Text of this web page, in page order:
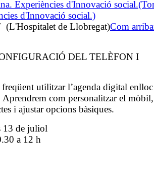
Experiències d'Innovació social.
d'Innovació social.)
(L'Hospitalet de Llobregat)Com
DEL TELÈFON I
freqüent utilitzar l’agenda digital
Aprendrem com personalitzar el mòbil,
i ajustar opcions bàsiques.
13 de juliol
a 12 h